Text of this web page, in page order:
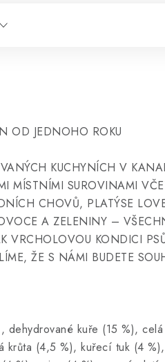
OD JEDNOHO ROKU
KUCHYNÍCH V
MÍSTNÍMI SUROVINAMI
CHOVŮ, PLATÝSE
A ZELENINY –
VRCHOLOVOU KONDICI
ŽE S NÁMI BUDETE
dehydrované kuře (15 %),
krůta (4,5 %), kuřecí tuk (4